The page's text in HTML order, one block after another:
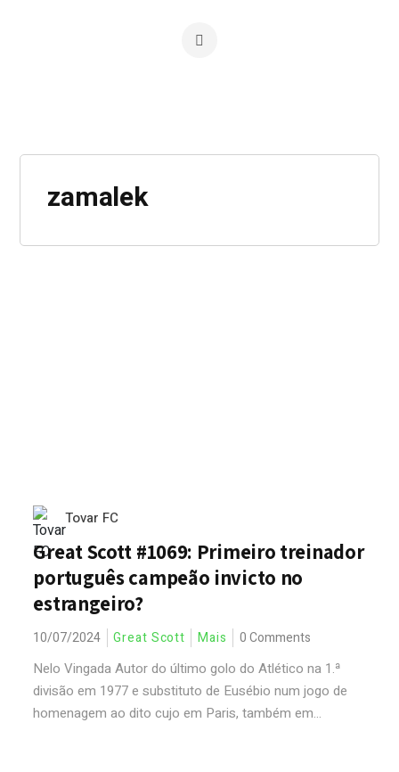
zamalek
Tovar FC
Great Scott #1069: Primeiro treinador
português campeão invicto no
estrangeiro?
10/07/2024 Great Scott Mais 0 Comments
Nelo Vingada Autor do último golo do Atlético na 1.ª
divisão em 1977 e substituto de Eusébio num jogo de
homenagem ao dito cujo em Paris, também em...